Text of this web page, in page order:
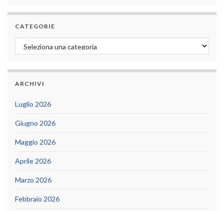
CATEGORIE
Categorie
ARCHIVI
Luglio 2026
Giugno 2026
Maggio 2026
Aprile 2026
Marzo 2026
Febbraio 2026